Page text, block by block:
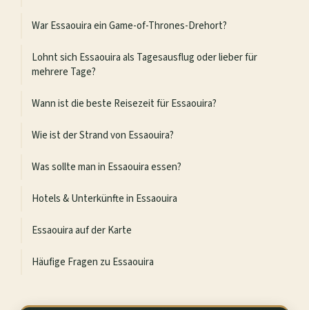
War Essaouira ein Game-of-Thrones-Drehort?
Lohnt sich Essaouira als Tagesausflug oder lieber für
mehrere Tage?
Wann ist die beste Reisezeit für Essaouira?
Wie ist der Strand von Essaouira?
Was sollte man in Essaouira essen?
Hotels & Unterkünfte in Essaouira
Essaouira auf der Karte
Häufige Fragen zu Essaouira